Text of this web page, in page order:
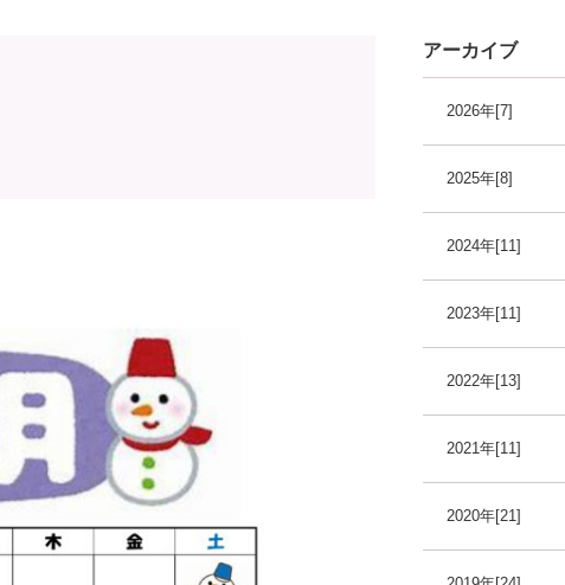
アーカイブ
2026年[7]
2025年[8]
2024年[11]
2023年[11]
2022年[13]
2021年[11]
2020年[21]